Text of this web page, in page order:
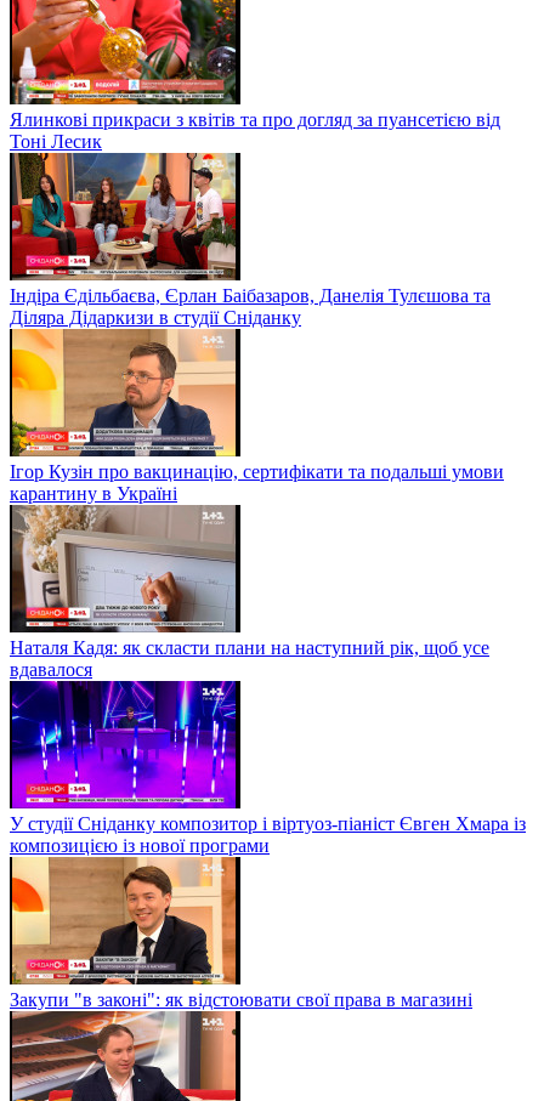
Ялинкові прикраси з квітів та про догляд за пуансетією від
Тоні Лесик
Індіра Єдільбаєва, Єрлан Баібазаров, Данелія Тулєшова та
Діляра Дідаркизи в студії Сніданку
Ігор Кузін про вакцинацію, сертифікати та подальші умови
карантину в Україні
Наталя Кадя: як скласти плани на наступний рік, щоб усе
вдавалося
У студії Сніданку композитор і віртуоз-піаніст Євген Хмара із
композицією із нової програми
Закупи "в законі": як відстоювати свої права в магазині